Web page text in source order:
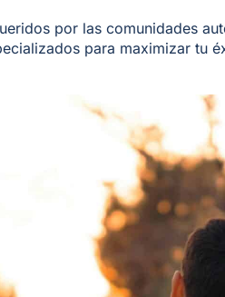
por las comunidades
para maximizar tu